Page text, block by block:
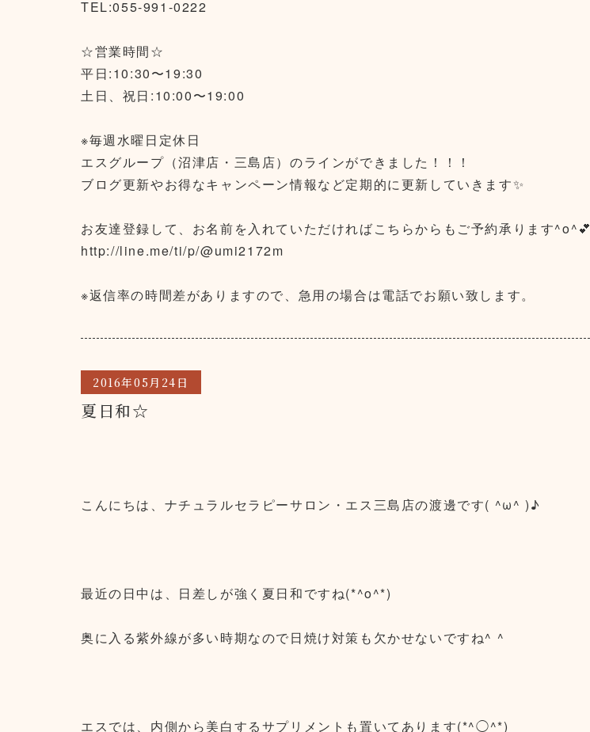
TEL:055-991-0222
☆営業時間☆
平日:10:30〜19:30
土日、祝日:10:00〜19:00
※毎週水曜日定休日
エスグループ（沼津店・三島店）のラインができました！！！
ブログ更新やお得なキャンペーン情報など定期的に更新していきます✨
お友達登録して、お名前を入れていただければこちらからもご予約承ります^o^💕
http://line.me/ti/p/@umi2172m
※返信率の時間差がありますので、急用の場合は電話でお願い致します。
2016年05月24日
夏日和☆
こんにちは、ナチュラルセラピーサロン・エス三島店の渡邊です( ^ω^ )♪
最近の日中は、日差しが強く夏日和ですね(*^o^*)
奥に入る紫外線が多い時期なので日焼け対策も欠かせないですね^ ^
エスでは、内側から美白するサプリメントも置いてあります(*^◯^*)